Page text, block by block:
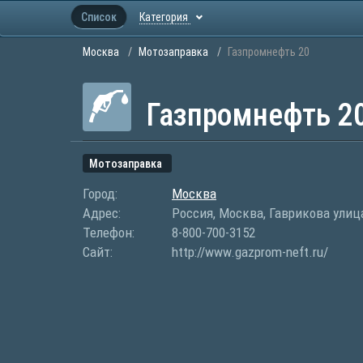
Список Категория
Москва Мотозаправка Газпромнефть 20
Газпромнефть
Мотозаправка
Город:
Москва
Адрес:
Россия, Москва, Гаврикова
Телефон:
8-800-700-3152
Сайт:
http://www.gazprom-neft.ru/